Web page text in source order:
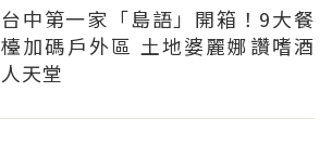
台中第一家「島語」開箱！9大餐
檯加碼戶外區 土地婆麗娜讚嗜酒
人天堂